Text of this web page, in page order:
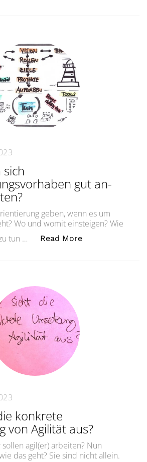
sich
gut an-
geben, wenn es um
Wo und womit einsteigen? Wie
tun …
Read More„Wie lassen
konkrete
von Agilität aus?
agil(er) arbeiten? Nun
das geht? Sie sind nicht allein.